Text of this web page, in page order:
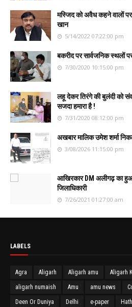
मस्जिद को अवैध कहने वालों पर
खान
5/14/2022 07:22:00 pm
बकरीद पर सार्वजनिक स्थलों पर
7/30/2020 10:15:00 pm
लहू देकर तिरंगे की बुलंदी को
सजदा हमारा है !
7/31/2020 08:12:00 pm
अखबार मालिक उमेश शर्मा
3/08/2026 11:15:00 pm
आखिरकार DM अलीगढ़ का हुआ
जिलाधिकारी
7/26/2021 01:27:00 am
LABELS
Agra Aligarh Aligarh amu Aligarh
aligarh numaish Amu amu news
Deen Or Duniya Delhi e-paper